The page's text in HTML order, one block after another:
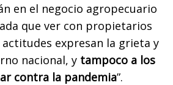
en el negocio agropecuario
que ver con propietarios
actitudes expresan la grieta y
nacional, y tampoco a los
contra la pandemia”.